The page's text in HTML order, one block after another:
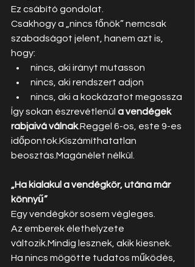
Ez csábító gondolat.
Csakhogy a „nincs főnök” nemcsak
szabadságot jelent, hanem azt is,
hogy:
nincs, aki irányt mutasson
nincs, aki rendszert adjon
nincs, aki a kockázatot megossza
Így sokan észrevétlenül a vendégek
rabjaivá válnak.Reggel 6-os, este 9-es
időpontok.Kiszámíthatatlan
beosztás.Magánélet nélkül.
„Ha kialakul a vendégkör, utána már
könnyű”
Egy vendégkör sosem végleges.
Az emberek élethelyzete
változik.Mindig lesznek, akik kiesnek.
Ha nincs mögötte tudatos működés,